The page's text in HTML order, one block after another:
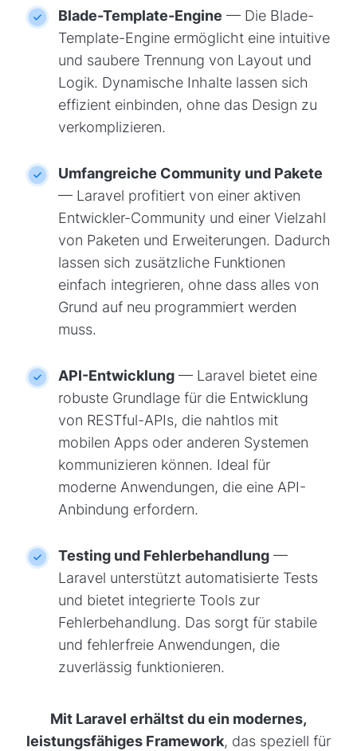
Blade-Template-Engine — Die Blade-
Template-Engine ermöglicht eine intuitive
und saubere Trennung von Layout und
Logik. Dynamische Inhalte lassen sich
effizient einbinden, ohne das Design zu
verkomplizieren.
Umfangreiche Community und Pakete
— Laravel profitiert von einer aktiven
Entwickler-Community und einer Vielzahl
von Paketen und Erweiterungen. Dadurch
lassen sich zusätzliche Funktionen
einfach integrieren, ohne dass alles von
Grund auf neu programmiert werden
muss.
API-Entwicklung— Laravel bietet eine
robuste Grundlage für die Entwicklung
von RESTful-APIs, die nahtlos mit
mobilen Apps oder anderen Systemen
kommunizieren können. Ideal für
moderne Anwendungen, die eine API-
Anbindung erfordern.
Testing und Fehlerbehandlung—
Laravel unterstützt automatisierte Tests
und bietet integrierte Tools zur
Fehlerbehandlung. Das sorgt für stabile
und fehlerfreie Anwendungen, die
zuverlässig funktionieren.
Mit Laravel erhältst du ein modernes,
leistungsfähiges Framework, das speziell für